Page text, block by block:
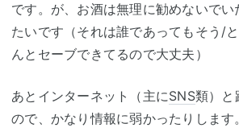
です。が、お酒は無理に勧めないで
たいです（それは誰であってもそう/
んとセーブできてるので大丈夫）
あとインターネット（主にSNS類）と
ので、かなり情報に弱かったりします